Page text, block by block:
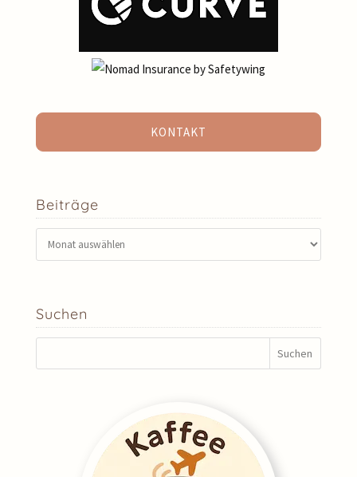
KONTAKT
Beiträge
Beiträge
Suchen